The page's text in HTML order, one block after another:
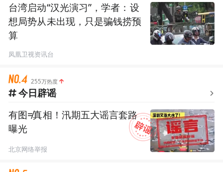
台湾启动“汉光演习”，学者：设
想局势从未出现，只是骗钱捞预
算
凤凰卫视资讯台
255万热度
今日辟谣
有图≠真相！汛期五大谣言套路
曝光
北京网络举报